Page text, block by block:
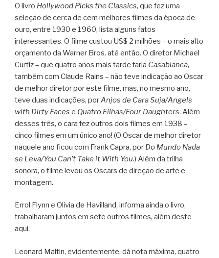
O livro Hollywood Picks the Classics, que fez uma
seleção de cerca de cem melhores filmes da época de
ouro, entre 1930 e 1960, lista alguns fatos
interessantes. O filme custou US$ 2 milhões – o mais alto
orçamento da Warner Bros. até então. O diretor Michael
Curtiz – que quatro anos mais tarde faria Casablanca,
também com Claude Rains – não teve indicação ao Oscar
de melhor diretor por este filme, mas, no mesmo ano,
teve duas indicações, porAnjos de Cara Suja/Angels
with Dirty Faces e Quatro Filhas/Four Daughters. Além
desses três, o cara fez outros dois filmes em 1938 –
cinco filmes em um único ano! (O Oscar de melhor diretor
naquele ano ficou com Frank Capra, por Do Mundo Nada
se Leva/You Can’t Take it With You.) Além da trilha
sonora, o filme levou os Oscars de direção de arte e
montagem.
Errol Flynn e Olivia de Havilland, informa ainda o livro,
trabalharam juntos em sete outros filmes, além deste
aqui.
Leonard Maltin, evidentemente, dá nota máxima, quatro